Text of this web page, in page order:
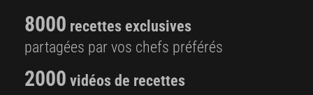
8000 recettes exclusives
partagées par vos chefs préférés
2000 vidéos de recettes